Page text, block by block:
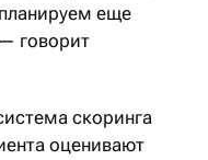
еще
говорит
скоринга
оценивают